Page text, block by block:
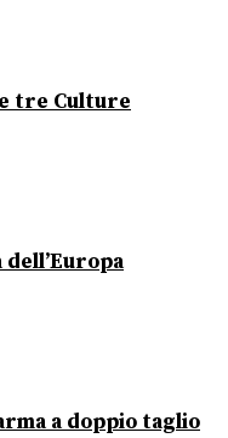
tre Culture
a doppio taglio